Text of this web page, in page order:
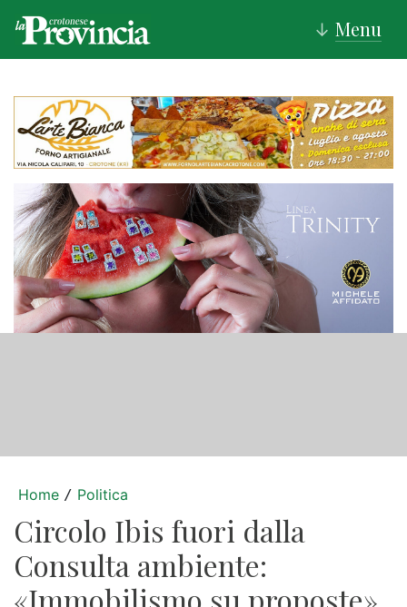
↓ Menu
Home / Politica
Circolo Ibis fuori dalla
Consulta ambiente:
«Immobilismo su proposte»